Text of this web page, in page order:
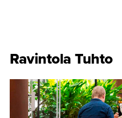
Ravintola Tuhto